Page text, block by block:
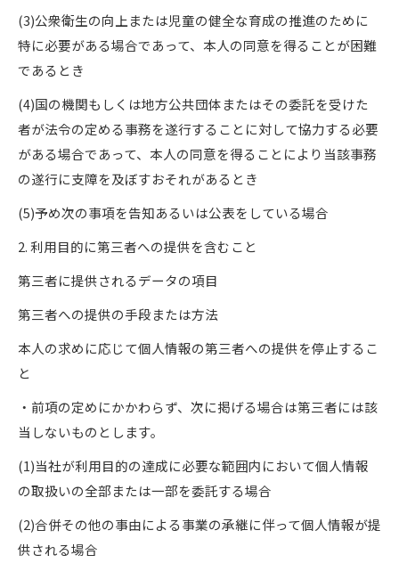
(3)公衆衛生の向上または児童の健全な育成の推進のために
特に必要がある場合であって、本人の同意を得ることが困難
であるとき
(4)国の機関もしくは地方公共団体またはその委託を受けた
者が法令の定める事務を遂行することに対して協力する必要
がある場合であって、本人の同意を得ることにより当該事務
の遂行に支障を及ぼすおそれがあるとき
(5)予め次の事項を告知あるいは公表をしている場合
2. 利用目的に第三者への提供を含むこと
第三者に提供されるデータの項目
第三者への提供の手段または方法
本人の求めに応じて個人情報の第三者への提供を停止するこ
と
・前項の定めにかかわらず、次に掲げる場合は第三者には該
当しないものとします。
(1)当社が利用目的の達成に必要な範囲内において個人情報
の取扱いの全部または一部を委託する場合
(2)合併その他の事由による事業の承継に伴って個人情報が提
供される場合